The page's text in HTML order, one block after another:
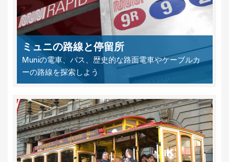
ミュニの路線と停留所
Muniの電車、バス、歴史的な路面電車やケーブルカ
ーの路線を探索しよう